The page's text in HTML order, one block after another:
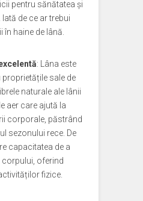
pentru sănătatea și
de ce ar trebui
haine de lână.
: Lâna este
sale de
naturale ale lânii
aer care ajută la
corporale, păstrând
sezonului rece. De
capacitatea de a
corpului, oferind
fizice.